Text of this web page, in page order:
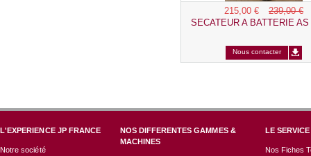
215,00 €
239,00 €
SECATEUR A BATTERIE
Nous contacter
L'EXPERIENCE JP FRANCE
Notre société
NOS DIFFERENTES GAMMES &
MACHINES
LE
Nos Fiches